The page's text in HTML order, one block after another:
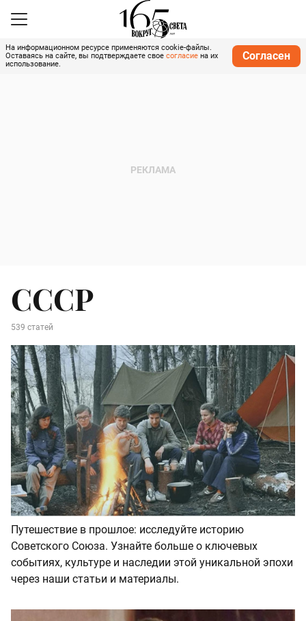
На информационном ресурсе применяются cookie-файлы.
Оставаясь на сайте, вы подтверждаете свое согласие на их
использование.
Согласен
СССР
539 статей
Путешествие в прошлое: исследуйте историю
Советского Союза. Узнайте больше о ключевых
событиях, культуре и наследии этой уникальной эпохи
через наши статьи и материалы.